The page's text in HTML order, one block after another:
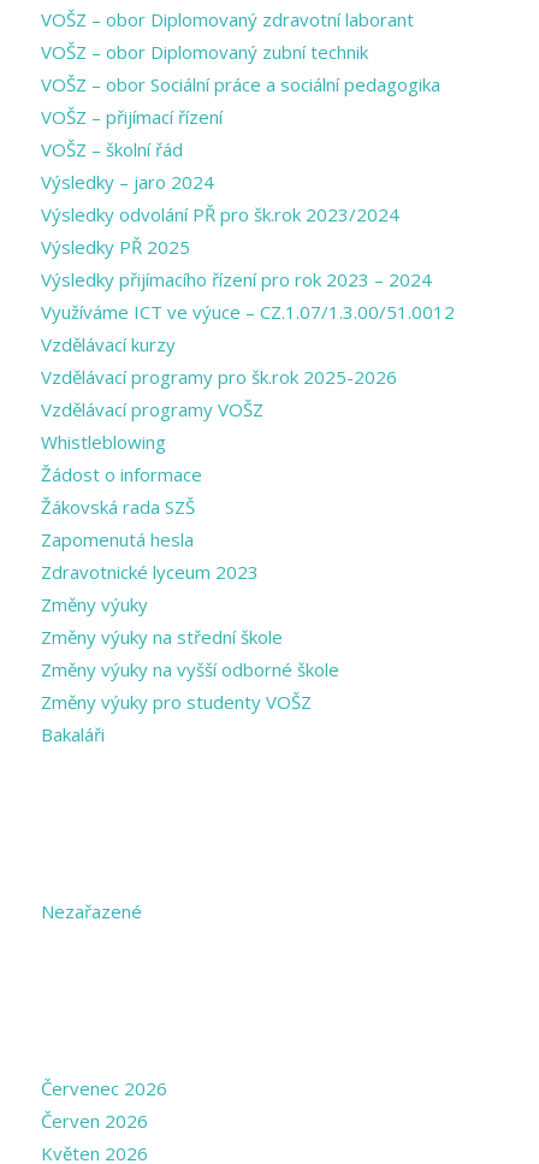
VOŠZ – obor Diplomovaný zdravotní laborant
VOŠZ – obor Diplomovaný zubní technik
VOŠZ – obor Sociální práce a sociální pedagogika
VOŠZ – přijímací řízení
VOŠZ – školní řád
Výsledky – jaro 2024
Výsledky odvolání PŘ pro šk.rok 2023/2024
Výsledky PŘ 2025
Výsledky přijímacího řízení pro rok 2023 – 2024
Využíváme ICT ve výuce – CZ.1.07/1.3.00/51.0012
Vzdělávací kurzy
Vzdělávací programy pro šk.rok 2025-2026
Vzdělávací programy VOŠZ
Whistleblowing
Žádost o informace
Žákovská rada SZŠ
Zapomenutá hesla
Zdravotnické lyceum 2023
Změny výuky
Změny výuky na střední škole
Změny výuky na vyšší odborné škole
Změny výuky pro studenty VOŠZ
Bakaláři
Nezařazené
Červenec 2026
Červen 2026
Květen 2026